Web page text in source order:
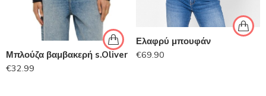
Μπλούζα βαμβακερή s.Oliver
€32.99
Ελαφρύ μπουφάν
€69.90